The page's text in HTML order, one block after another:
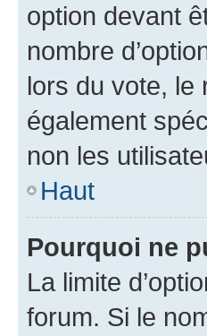
option devant
nombre
lors du vote, le
également
non les
Haut
Pourquoi ne
La limite
forum. Si le